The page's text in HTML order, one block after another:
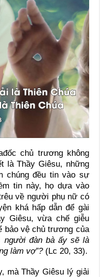
chủ trương không
là Thầy Giêsu, những
chúng đều tin vào sự
tin này, họ dựa vào
về người phụ nữ có
khá hấp dẫn để gài
Giêsu, vừa chế giễu
bảo vệ chủ trương của
người đàn bà ấy sẽ là
làm vợ”? (Lc 20, 33).
mà Thầy Giêsu lý giải